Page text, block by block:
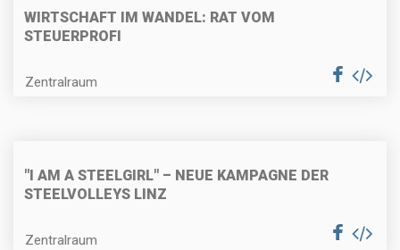
WIRTSCHAFT IM WANDEL: RAT VOM
STEUERPROFI
Zentralraum
"I AM A STEELGIRL" – NEUE KAMPAGNE DER
STEELVOLLEYS LINZ
Zentralraum